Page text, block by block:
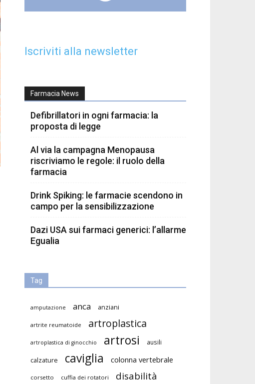
Iscriviti alla newsletter
Farmacia News
Defibrillatori in ogni farmacia: la
proposta di legge
Al via la campagna Menopausa
riscriviamo le regole: il ruolo della
farmacia
Drink Spiking: le farmacie scendono in
campo per la sensibilizzazione
Dazi USA sui farmaci generici: l’allarme
Egualia
Tag
amputazione anca anziani
artrite reumatoide artroplastica
artroplastica di ginocchio artrosi ausili
calzature caviglia colonna vertebrale
corsetto cuffia dei rotatori disabilità